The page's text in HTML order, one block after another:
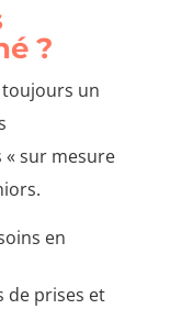
?
un
sur mesure
en
de prises et